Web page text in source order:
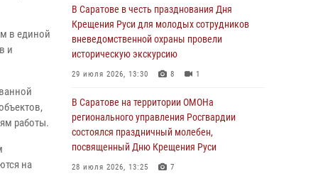
в единой
и
работы.
на
В Саратове в честь празднования Дня
Крещения Руси для молодых сотрудников
вневедомственной охраны провели
историческую экскурсию
29 июля 2026, 13:30 8 1
В Саратове на территории ОМОНа
регионального управления Росгвардии
состоялся праздничный молебен,
посвященный Дню Крещения Руси
28 июля 2026, 13:25 7